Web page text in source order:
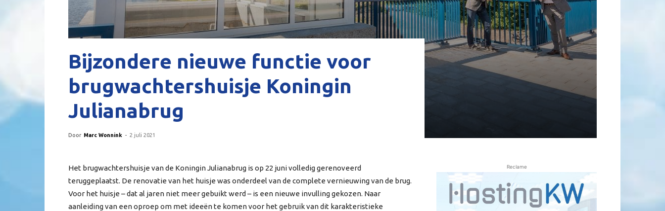
Bijzondere nieuwe functie voor
brugwachtershuisje Koningin
Julianabrug
Door Marc Wonnink - 2 juli 2021
Het brugwachtershuisje van de Koningin Julianabrug is op 22 juni volledig gerenoveerd
teruggeplaatst. De renovatie van het huisje was onderdeel van de complete vernieuwing van de brug.
Voor het huisje – dat al jaren niet meer gebuikt werd – is een nieuwe invulling gekozen. Naar
aanleiding van een oproep om met ideeën te komen voor het gebruik van dit karakteristieke
Reclame